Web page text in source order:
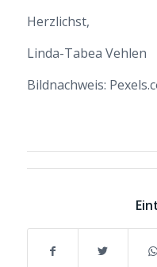
Herzlichst,
Linda-Tabea Vehlen
Bildnachweis: